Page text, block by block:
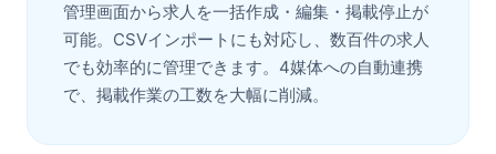
管理画面から求人を一括作成・編集・掲載停止が
可能。CSVインポートにも対応し、数百件の求人
でも効率的に管理できます。4媒体への自動連携
で、掲載作業の工数を大幅に削減。